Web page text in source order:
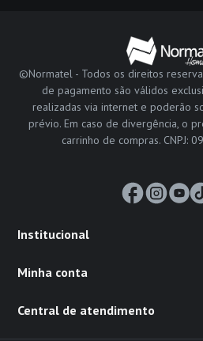
©Normatel - Todos os direitos
de pagamento são válidos
realizadas via internet e poderão
prévio. Em caso de divergência, o
carrinho de compras. CNPJ:
Institucional
Minha conta
Central de atendimento